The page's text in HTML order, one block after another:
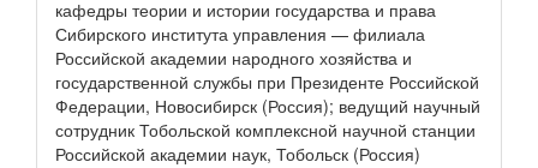
кафедры теории и истории государства и права
Сибирского института управления — филиала
Российской академии народного хозяйства и
государственной службы при Президенте Российской
Федерации, Новосибирск (Россия); ведущий научный
сотрудник Тобольской комплексной научной станции
Российской академии наук, Тобольск (Россия)